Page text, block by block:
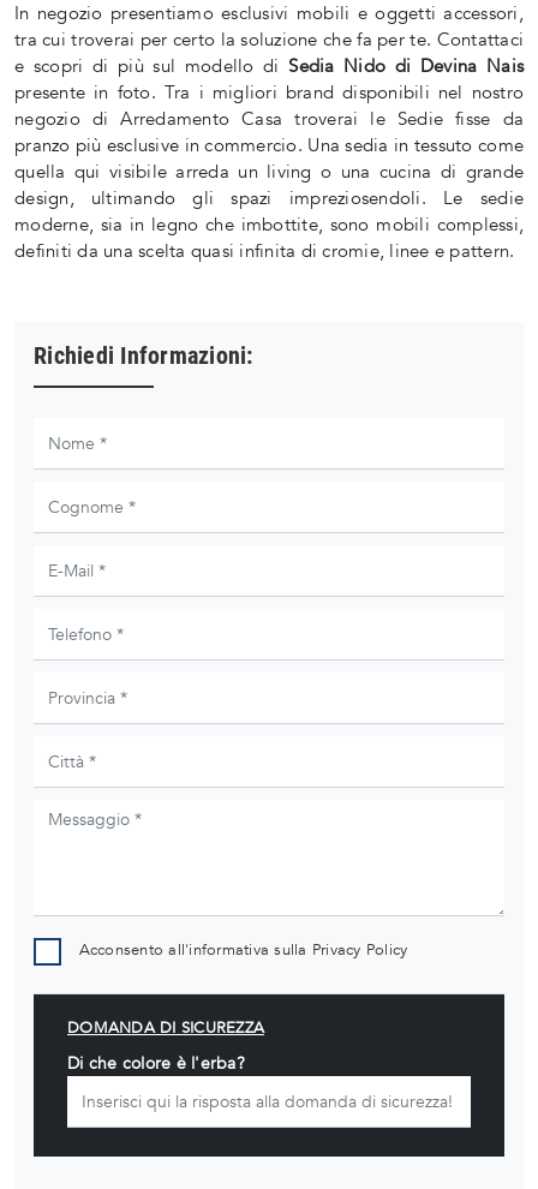
In negozio presentiamo esclusivi mobili e oggetti accessori,
tra cui troverai per certo la soluzione che fa per te. Contattaci
e scopri di più sul modello diSedia Nido di Devina Nais
presente in foto. Tra i migliori brand disponibili nel nostro
negozio di Arredamento Casa troverai le Sedie fisse da
pranzo più esclusive in commercio. Una sedia in tessuto come
quella qui visibile arreda un living o una cucina di grande
design, ultimando gli spazi impreziosendoli. Le sedie
moderne, sia in legno che imbottite, sono mobili complessi,
definiti da una scelta quasi infinita di cromie, linee e pattern.
Richiedi Informazioni:
Acconsento all'informativa sulla Privacy Policy
DOMANDA DI SICUREZZA
Di che colore è l'erba?